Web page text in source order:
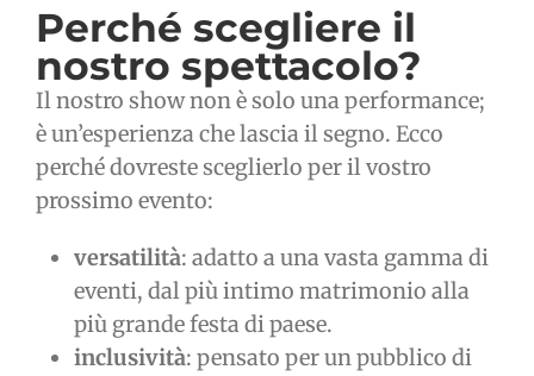
Perché scegliere il
nostro spettacolo?
Il nostro show non è solo una performance;
è un’esperienza che lascia il segno. Ecco
perché dovreste sceglierlo per il vostro
prossimo evento:
versatilità: adatto a una vasta gamma di
eventi, dal più intimo matrimonio alla
più grande festa di paese.
inclusività: pensato per un pubblico di